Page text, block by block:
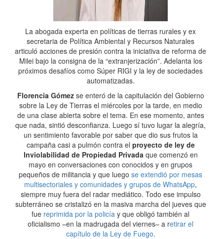
La abogada experta en políticas de tierras rurales y ex
secretaria de Política Ambiental y Recursos Naturales
articuló acciones de presión contra la iniciativa de reforma de
Milei bajo la consigna de la “extranjerización”. Adelanta los
próximos desafíos como Súper RIGI y la ley de sociedades
automatizadas.
Florencia Gómezse enteró de la capitulación del Gobierno
sobre la Ley de Tierras el miércoles por la tarde, en medio
de una clase abierta sobre el tema. En ese momento, antes
que nada, sintió desconfianza. Luego sí tuvo lugar la alegría,
un sentimiento favorable por saber que dio sus frutos la
campaña casi a pulmón contra el proyecto de ley de
Inviolabilidad de Propiedad Privadaque comenzó en
mayo en conversaciones con conocidos y en grupos
pequeños de militancia y que luego se extendió por mesas
multisectoriales y comunidades y grupos de WhatsApp,
siempre muy fuera del radar mediático. Todo ese impulso
subterráneo se cristalizó en la masiva marcha del jueves que
fue reprimida por la policía y que obligó también al
oficialismo –en la madrugada del viernes– a retirar el
capítulo de la Ley de Fuego.